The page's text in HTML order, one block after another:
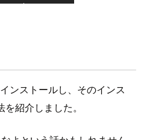
ンストールし、そのインス
紹介しました。